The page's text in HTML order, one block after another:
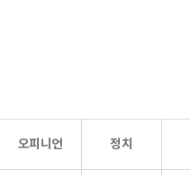
오피니언 정치